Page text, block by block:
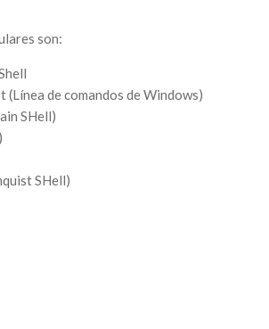
son:
(Línea de comandos de Windows)
SHell)
SHell)